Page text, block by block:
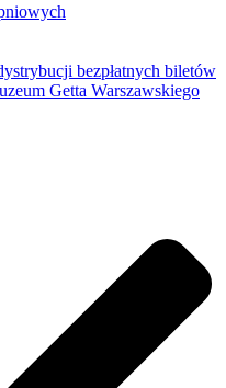
bezpłatnych biletów
Getta Warszawskiego